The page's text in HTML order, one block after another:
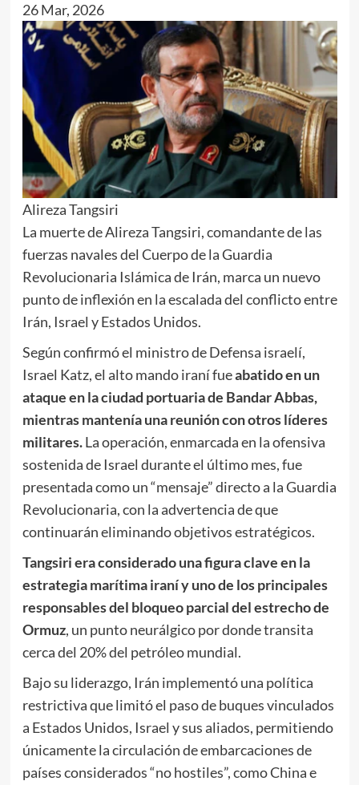
26 Mar, 2026
Alireza Tangsiri
La muerte de Alireza Tangsiri, comandante de las
fuerzas navales del Cuerpo de la Guardia
Revolucionaria Islámica de Irán, marca un nuevo
punto de inflexión en la escalada del conflicto entre
Irán, Israel y Estados Unidos.
Según confirmó el ministro de Defensa israelí,
Israel Katz, el alto mando iraní fueabatido en un
ataque en la ciudad portuaria de Bandar Abbas,
mientras mantenía una reunión con otros líderes
militares.La operación, enmarcada en la ofensiva
sostenida de Israel durante el último mes, fue
presentada como un “mensaje” directo a la Guardia
Revolucionaria, con la advertencia de que
continuarán eliminando objetivos estratégicos.
Tangsiri era considerado una figura clave en la
estrategia marítima iraní y uno de los principales
responsables del bloqueo parcial del estrecho de
Ormuz, un punto neurálgico por donde transita
cerca del 20% del petróleo mundial.
Bajo su liderazgo, Irán implementó una política
restrictiva que limitó el paso de buques vinculados
a Estados Unidos, Israel y sus aliados, permitiendo
únicamente la circulación de embarcaciones de
países considerados “no hostiles”, como China e